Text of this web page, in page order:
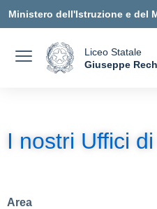
Ministero dell'Istruzione e del
Liceo Statale
Giuseppe
I nostri Uffici
Area